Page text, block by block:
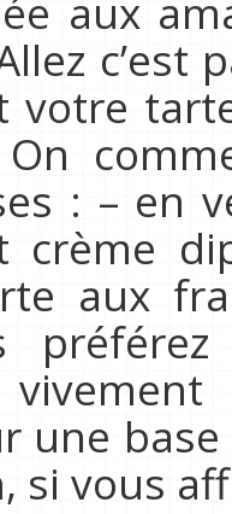
aux
c’est
votre
: – en
crème
aux
une
si vous